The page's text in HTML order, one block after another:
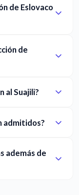
de Eslovaco
de
al Suajili?
admitidos?
además de